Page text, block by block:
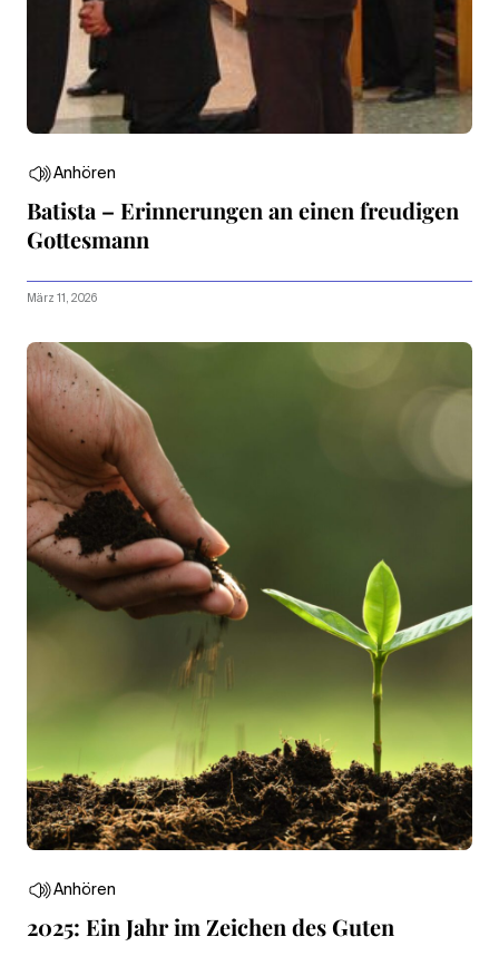
Anhören
Batista – Erinnerungen an einen freudigen
Gottesmann
März 11, 2026
Anhören
2025: Ein Jahr im Zeichen des Guten